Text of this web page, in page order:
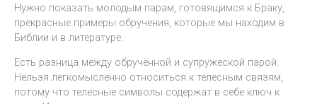
Нужно показать молодым парам, готовящимся к Браку,
прекрасные примеры обручения, которые мы находим в
Библии и в литературе.
Есть разница между обручённой и супружеской парой.
Нельзя легкомысленно относиться к телесным связям,
потому что телесные символы содержат в себе ключ к